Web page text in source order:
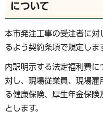
について
本市発注工事の受注者に対
るよう契約条項で規定しま
内訳明示する法定福利費に
対し、現場従業員、現場雇
る健康保険、厚生年金保
とします。